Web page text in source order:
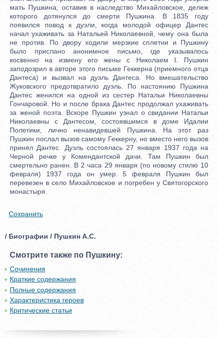
мать Пушкина, оставив в наследство Михайловское, дележ
которого дотянулся до смерти Пушкина. В 1835 году
появился повод к дуэли, когда молодой офицер Дантес
начал ухаживать за Натальей Николаевной, чему она была
не против. По двору ходили мерзкие сплетни и Пушкину
было прислано анонимное письмо, где указывалось
косвенно на измену его жены с Николаем I. Пушкин
заподозрил в авторе этого письме Геккерна (приемного отца
Дантеса) и вызвал на дуэль Дантеса. Но вмешательство
Жуковского предотвратило дуэль. По настоянию Пушкина
Дантес женился на одной из сестер Натальи Николаевны
Гончаровой. Но и после брака Дантес продолжал ухаживать
за женой поэта. Вскоре Пушкин узнал о свидании Натальи
Николаевны с Дантесом, состоявшимся в доме Идалии
Полетики, лично ненавидевшей Пушкина. На этот раз
Пушкин послал вызов самому Геккерну, но вместо него вызов
принял Дантес. Дуэль состоялась 27 января 1937 года на
Черной речке у Комендантской дачи. Там Пушкин был
смертельно ранен. В 2 часа 29 января (по новому стилю 10
февраля) 1937 года он умер. 5 февраля Пушкин был
перевезен в село Михайловское и погребен у Святогорского
монастыря.
Сохранить
/ Биографии / Пушкин А.С.
Смотрите также по Пушкину:
Сочинения
Краткие содержания
Полные содержания
Характеристика героев
Критические статьи